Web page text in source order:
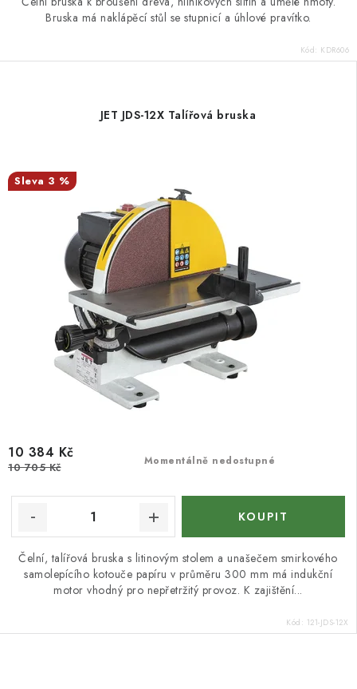
Bruska má naklápěcí stůl se stupnicí a úhlové pravítko.
Kód: KDR606
JET JDS-12X Talířová bruska
3 %
Momentálně nedostupné
10 384 Kč
10 705 Kč
Čelní, talířová bruska s litinovým stolem a unašečem smirkového
samolepícího kotouče papíru v průměru 300 mm má indukční
motor vhodný pro nepřetržitý provoz. K zajištění...
Kód: 121-JDS-12X